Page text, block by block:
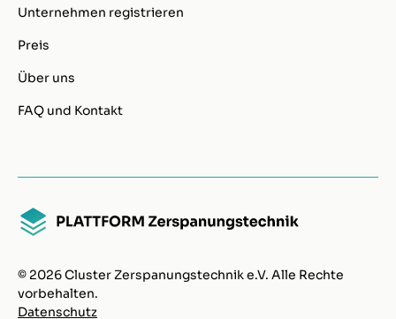
Unternehmen registrieren
Preis
Über uns
FAQ und Kontakt
© 2026 Cluster Zerspanungstechnik e.V. Alle Rechte
vorbehalten.
Datenschutz